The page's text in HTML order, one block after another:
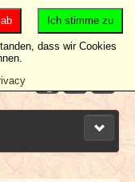
Ich stimme zu
dass wir Cookies